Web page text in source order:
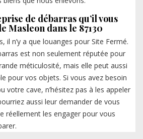
de débarras qu’il vous
Masleon dans le 87130
il n’y a que louanges pour Site Fermé.
est non seulement réputée pour
méticulosité, mais elle peut aussi
pour vos objets. Si vous avez besoin
votre cave, n’hésitez pas à les appeler
aussi leur demander de vous
réellement les engager pour vous